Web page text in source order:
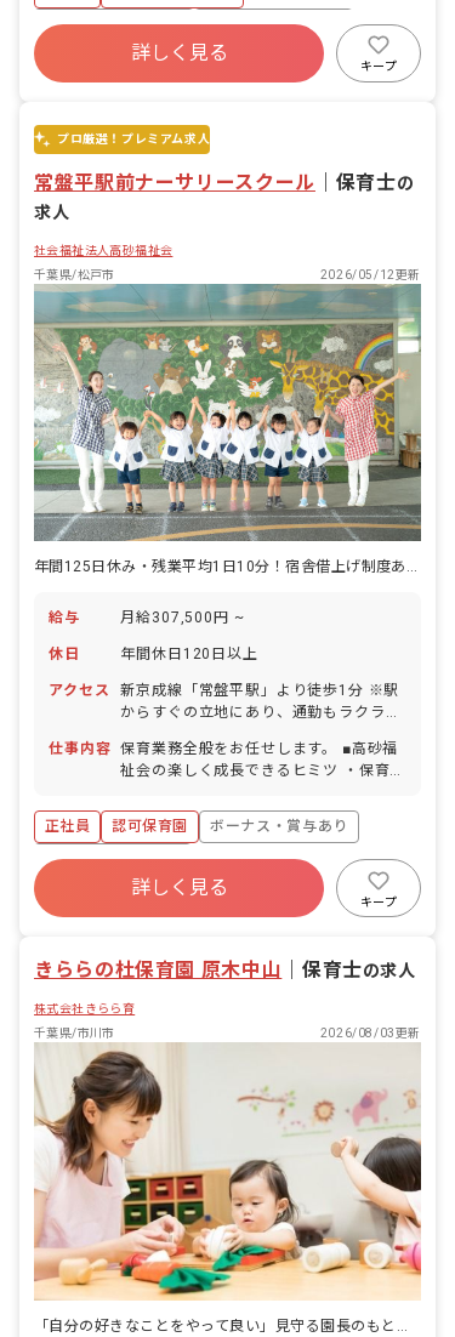
切の業務
ボーナス・賞与あり
年間休日120日以上
社会保険完備
有給
福利厚生充実
詳しく見る
キープ
プロ厳選！プレミアム求人
常盤平駅前ナーサリースクール 保育士の
求人
社会福祉法人高砂福祉会
千葉県/松戸市
2026/05/12更新
年間125日休み・残業平均1日10分！宿舎借上げ制度ありで新生活も応援
給与 月給307,500円 ~
休日 年間休日120日以上
アクセス
新京成線「常盤平駅」より徒歩1分 ※駅
からすぐの立地にあり、通勤もラクラ
もドラッグストアや100円ショップなど
が揃っています。
仕事内容 保育業務全般をお任せします。 ■高砂福
祉会の楽しく成長できるヒミツ ・保育書
で削減！ ・1年分のカリキュラムが設定
済み！ 写真付き解説やコツが記載してあ
るHowToBookや動画解説あり！ ・希望
制で受講できる園内外の研修が充実！ 乳
児・カリキュラムセミナーの前に、入職
どんどんレベルアップしていけますよ。
しんでいる先輩がたくさん。 あなたにと
ってもきっと働きやすい環境です。 ■目
指す保育 お子様・保護者・先生・関わる
みんなにとってイキイキと輝ける色んな
愛にあふれる場所でありたいと考えてい
ます。お子様も保護者も一緒に働く先生
も、家族のように想い合える。将来自分
の子どもをこの園に預けたいと思える。
そんなあったかい気持ちが集まる園を一
緒につくっていきましょう。
正社員 認可保育園
ボーナス・賞与あり
年間休日120日以上
寮・住宅・家賃補助あり
社会保険完備
残業少なめ
詳しく見る
キープ
きららの杜保育園 原木中山 保育士の求人
株式会社きらら育
千葉県/市川市
2026/08/03更新
「自分の好きなことをやって良い」見守る園長のもとで優しい保育♪